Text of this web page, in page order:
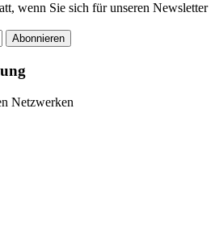
wenn Sie sich für unseren Newsletter
Abonnieren
Netzwerken